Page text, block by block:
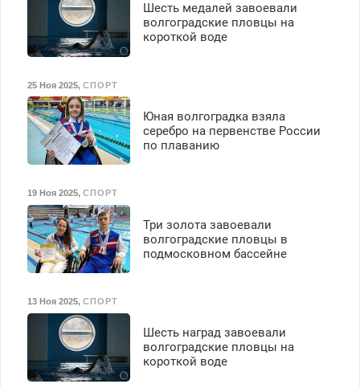
Шесть медалей завоевали
волгоградские пловцы на
короткой воде
25 Ноя 2025, СПОРТ
Юная волгоградка взяла
серебро на первенстве России
по плаванию
19 Ноя 2025, СПОРТ
Три золота завоевали
волгоградские пловцы в
подмосковном бассейне
13 Ноя 2025, СПОРТ
Шесть наград завоевали
волгоградские пловцы на
короткой воде